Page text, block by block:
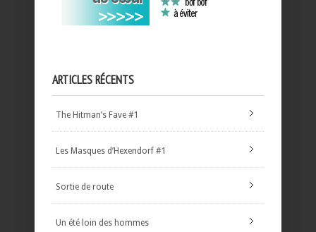
ARTICLES RÉCENTS
The Hitman’s Fave #1
Les Masques d’Hexendorf #1
Sortie de route
Un été loin des hommes